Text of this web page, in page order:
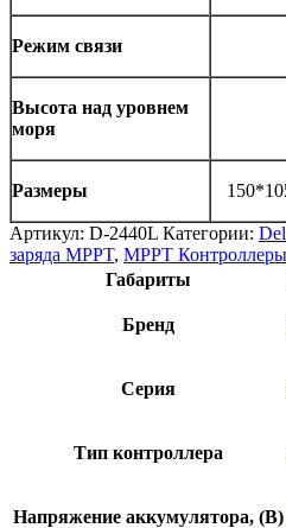
Режим связи
Высота над уровнем
моря
Размеры
Артикул: D-2440L Категории:
заряда MPPT, MPPT Контроллеры
Габариты
Бренд
Серия
Тип контроллера
Напряжение аккумулятора, (В)